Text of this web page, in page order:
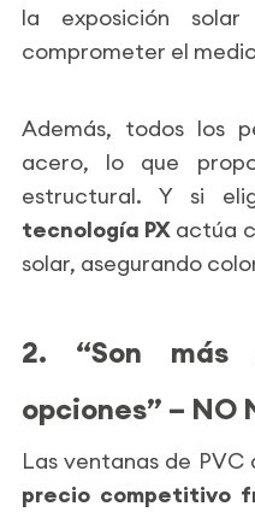
la exposición
comprometer el
Además, todos los
acero, lo que
estructural. Y si
tecnología PX actúa
solar, asegurando
2. “Son más
opciones” – NO
Las ventanas de
precio competitivo